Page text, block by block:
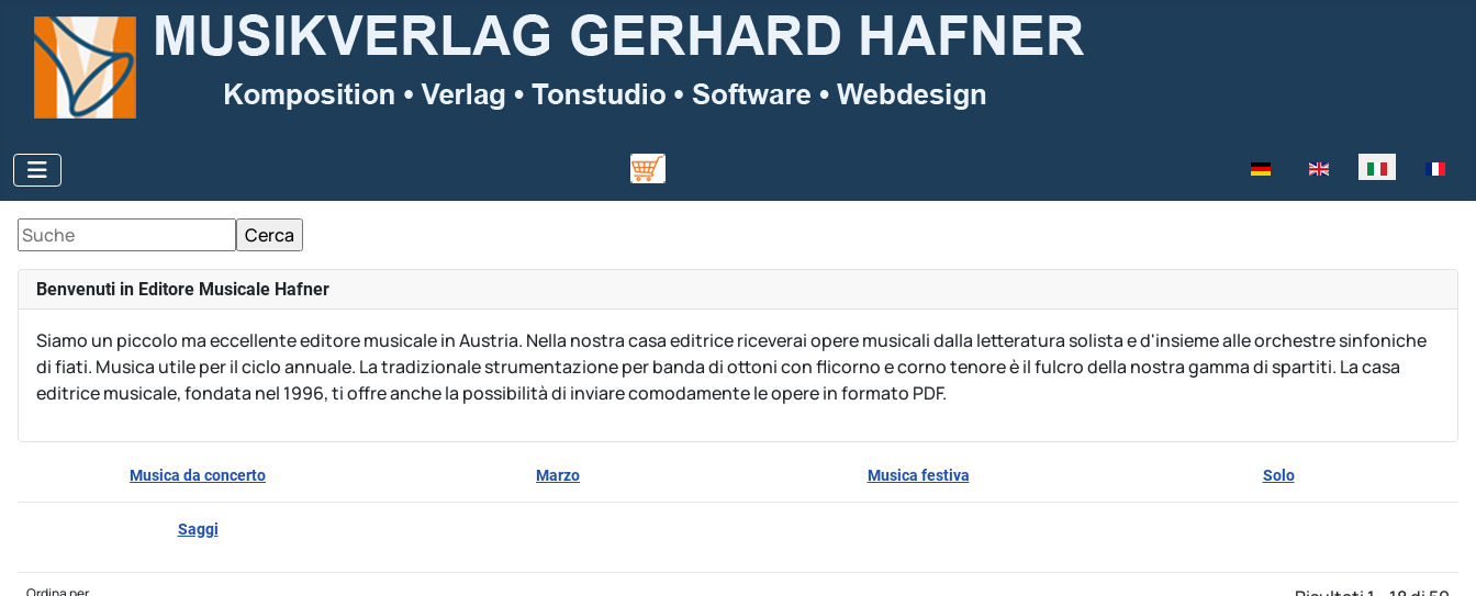
Seleziona la tua lingua
Benvenuti in Editore Musicale Hafner
Siamo un piccolo ma eccellente editore musicale in Austria. Nella nostra casa editrice riceverai opere musicali dalla letteratura solista e d'insieme alle orchestre sinfoniche
di fiati. Musica utile per il ciclo annuale. La tradizionale strumentazione per banda di ottoni con flicorno e corno tenore è il fulcro della nostra gamma di spartiti. La casa
editrice musicale, fondata nel 1996, ti offre anche la possibilità di inviare comodamente le opere in formato PDF.
Musica da concerto Marzo Musica festiva Solo
Saggi